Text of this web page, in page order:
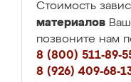
Стоимость
материалов
позвоните нам
8 (800) 511-89-
8 (926) 409-68-